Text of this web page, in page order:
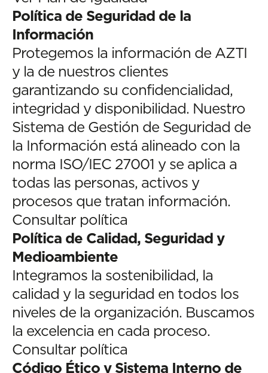
Política de Seguridad de la
Información
Protegemos la información de AZTI
y la de nuestros clientes
garantizando su confidencialidad,
integridad y disponibilidad. Nuestro
Sistema de Gestión de Seguridad de
la Información está alineado con la
norma ISO/IEC 27001 y se aplica a
todas las personas, activos y
procesos que tratan información.
Consultar política
Política de Calidad, Seguridad y
Medioambiente
Integramos la sostenibilidad, la
calidad y la seguridad en todos los
niveles de la organización. Buscamos
la excelencia en cada proceso.
Consultar política
Código Ético y Sistema Interno de